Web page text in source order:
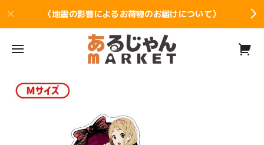
〈地震の影響によるお荷物のお届けについて〉